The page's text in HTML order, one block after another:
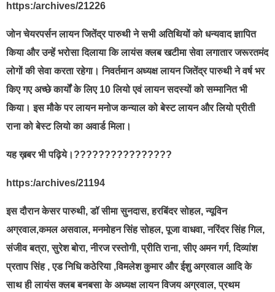
https:/archives/21226
जोन चेयरपर्सन लायन जितेंद्र पारुथी ने सभी अतिथियों को धन्यवाद ज्ञापित
किया और उन्हें भरोसा दिलाया कि लायंस क्लब खटीमा सेवा लगातार जरूरतमंद
लोगों की सेवा करता रहेगा। निवर्तमान अध्यक्ष लायन जितेंद्र पारुथी ने वर्ष भर
किए गए अच्छे कार्यों के लिए 10 लियो एवं लायन सदस्यों को सम्मानित भी
किया। इस मौके पर लायन मनोज कन्याल को बेस्ट लायन और लियो प्रीती
राना को बेस्ट लियो का अवार्ड मिला।
यह ख़बर भी पढ़िये।????????????????
https:/archives/21194
इस दौरान केसर पारुथी, डॉ सीमा सुनदास, हरबिंदर सोहल, न्यूविन
अग्रवाल,कमल असवाल, मनमोहन सिंह सोहल, पूजा वाधवा, नरिंदर सिंह गिल,
संजीव बत्रा, सुरेश बोरा, नीरज रस्तोगी, प्रीति राना, सीए अमन गर्ग, दिव्यांश
प्रताप सिंह , एड निधि कठेरिया ,विमलेश कुमार और ईशु अग्रवाल आदि के
साथ ही लायंस क्लब बनबसा के अध्यक्ष लायन विजय अग्रवाल, प्रथम